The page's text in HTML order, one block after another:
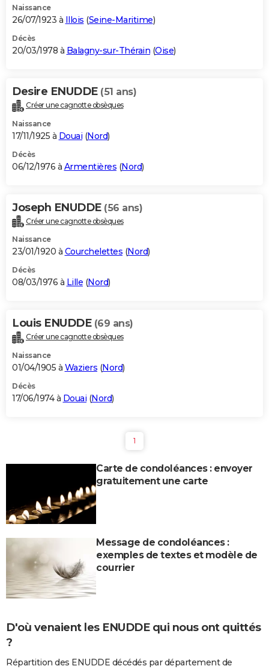
Naissance
26/07/1923 à Illois (Seine-Maritime)
Décès
20/03/1978 à Balagny-sur-Thérain (Oise)
Desire ENUDDE (51 ans)
Créer une cagnotte obsèques
Naissance
17/11/1925 à Douai (Nord)
Décès
06/12/1976 à Armentières (Nord)
Joseph ENUDDE (56 ans)
Créer une cagnotte obsèques
Naissance
23/01/1920 à Courchelettes (Nord)
Décès
08/03/1976 à Lille (Nord)
Louis ENUDDE (69 ans)
Créer une cagnotte obsèques
Naissance
01/04/1905 à Waziers (Nord)
Décès
17/06/1974 à Douai (Nord)
1
Carte de condoléances : envoyer
gratuitement une carte
Message de condoléances :
exemples de textes et modèle de
courrier
D'où venaient les ENUDDE qui nous ont quittés
?
Répartition des ENUDDE décédés par département de